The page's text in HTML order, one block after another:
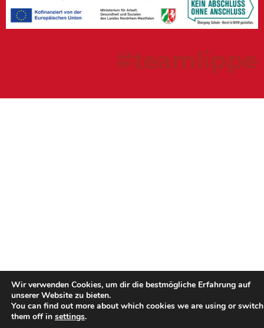
#teamlippe
Wir verwenden Cookies, um dir die bestmögliche Erfahrung auf
unserer Website zu bieten.
You can find out more about which cookies we are using or switch
them off in settings.